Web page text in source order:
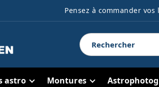
Pensez à commander
astro Montures